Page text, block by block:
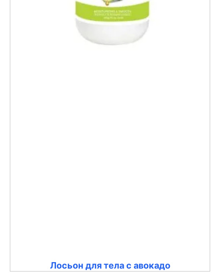
Лосьон для тела с авокадо